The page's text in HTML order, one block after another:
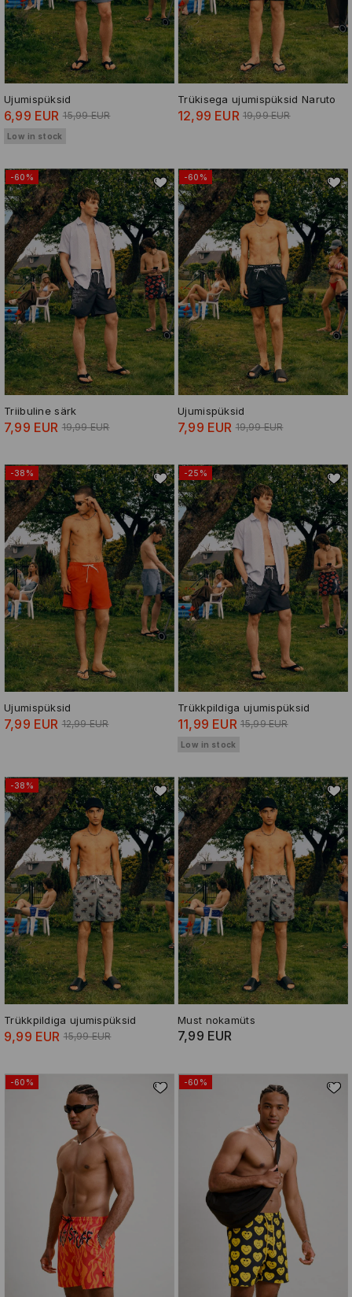
Ujumispüksid
6,99 EUR 15,99 EUR
Low in stock
Trükisega ujumispüksid Naruto
12,99 EUR 19,99 EUR
-60%
Triibuline särk
7,99 EUR 19,99 EUR
-60%
Ujumispüksid
7,99 EUR 19,99 EUR
-38%
Ujumispüksid
7,99 EUR 12,99 EUR
-25%
Trükkpildiga ujumispüksid
11,99 EUR 15,99 EUR
Low in stock
-38%
Trükkpildiga ujumispüksid
9,99 EUR 15,99 EUR
Must nokamüts
7,99 EUR
-60% -60%